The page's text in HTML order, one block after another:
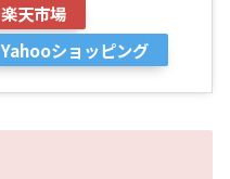
楽天市場
Yahooショッピング